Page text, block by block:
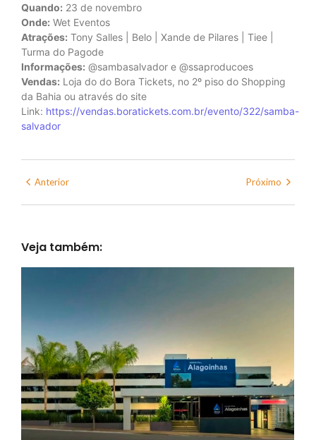
Quando: 23 de novembro
Onde: Wet Eventos
Atrações: Tony Salles | Belo | Xande de Pilares | Tiee |
Turma do Pagode
Informações: @sambasalvador e @ssaproducoes
Vendas: Loja do do Bora Tickets, no 2º piso do Shopping
da Bahia ou através do site
Link: https://vendas.boratickets.com.br/evento/322/samba-
salvador
Anterior Próximo
Veja também: